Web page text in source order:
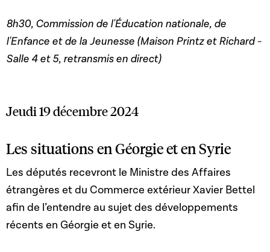
8h30, Commission de l'Éducation nationale, de
l'Enfance et de la Jeunesse (Maison Printz et Richard -
Salle 4 et 5, retransmis en direct)
Jeudi 19 décembre 2024
Les situations en Géorgie et en Syrie
Les députés recevront le Ministre des Affaires
étrangères et du Commerce extérieur Xavier Bettel
afin de l’entendre au sujet des développements
récents en Géorgie et en Syrie.